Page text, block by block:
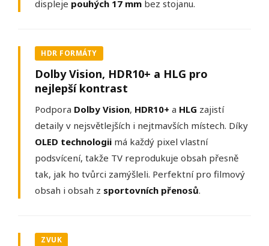
displeje pouhých 17 mm bez stojanu.
HDR FORMÁTY
Dolby Vision, HDR10+ a HLG pro
nejlepší kontrast
Podpora Dolby Vision, HDR10+ a HLG zajistí
detaily v nejsvětlejších i nejtmavších místech. Díky
OLED technologii má každý pixel vlastní
podsvícení, takže TV reprodukuje obsah přesně
tak, jak ho tvůrci zamýšleli. Perfektní pro filmový
obsah i obsah z sportovních přenosů.
ZVUK